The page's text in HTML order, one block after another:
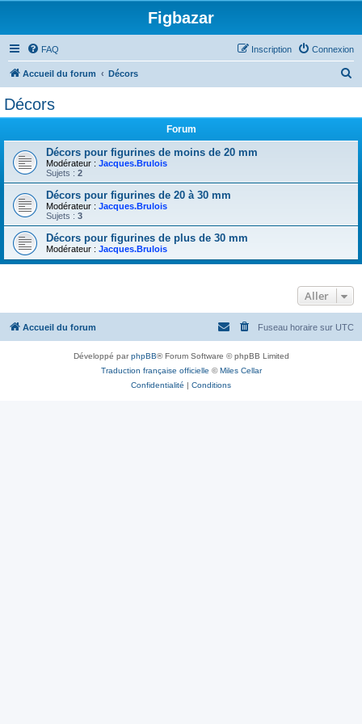
Figbazar
FAQ Connexion
Inscription
Accueil du forum Décors
e
Décors
Forum
Décors pour figurines de moins de 20 mm
Modérateur : Jacques.Brulois
Sujets : 2
Décors pour figurines de 20 à 30 mm
Modérateur : Jacques.Brulois
Sujets : 3
Décors pour figurines de plus de 30 mm
Modérateur : Jacques.Brulois
Aller
Accueil du forum Fuseau horaire sur UTC
Développé parphpBB® Forum Software © phpBB Limited
Traduction française officielle ©Miles Cellar
Confidentialité | Conditions